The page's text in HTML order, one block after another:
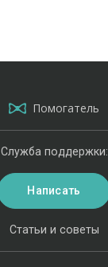
Помогатель
Статьи и советы
Служба поддержки:
Написать